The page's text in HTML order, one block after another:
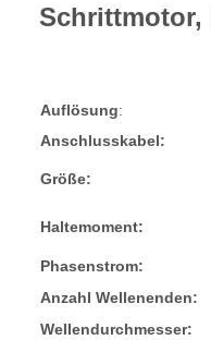
Schrittmotor,
Auflösung:
Anschlusskabel:
Größe:
Haltemoment:
Phasenstrom:
Anzahl Wellenenden:
Wellendurchmesser: